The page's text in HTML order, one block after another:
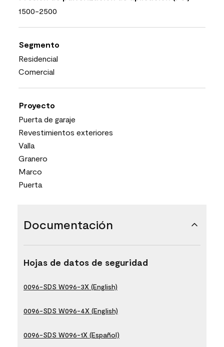
1500-2500
Segmento
Residencial
Comercial
Proyecto
Puerta de garaje
Revestimientos exteriores
Valla
Granero
Marco
Puerta
Documentación
Hojas de datos de seguridad
0096-SDS W096-3X (English)
0096-SDS W096-4X (English)
0096-SDS W096-1X (Español)